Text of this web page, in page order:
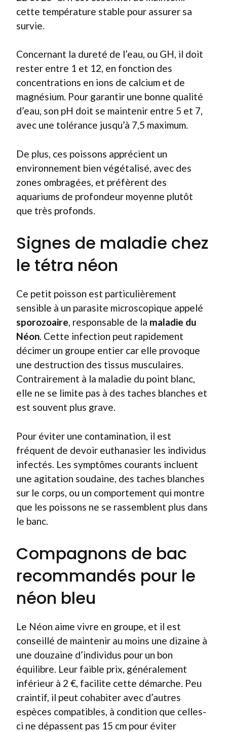
cette température stable pour assurer sa
survie.
Concernant la dureté de l’eau, ou GH, il doit
rester entre 1 et 12, en fonction des
concentrations en ions de calcium et de
magnésium. Pour garantir une bonne qualité
d’eau, son pH doit se maintenir entre 5 et 7,
avec une tolérance jusqu’à 7,5 maximum.
De plus, ces poissons apprécient un
environnement bien végétalisé, avec des
zones ombragées, et préfèrent des
aquariums de profondeur moyenne plutôt
que très profonds.
Signes de maladie chez
le tétra néon
Ce petit poisson est particulièrement
sensible à un parasite microscopique appelé
sporozoaire, responsable de la maladie du
Néon. Cette infection peut rapidement
décimer un groupe entier car elle provoque
une destruction des tissus musculaires.
Contrairement à la maladie du point blanc,
elle ne se limite pas à des taches blanches et
est souvent plus grave.
Pour éviter une contamination, il est
fréquent de devoir euthanasier les individus
infectés. Les symptômes courants incluent
une agitation soudaine, des taches blanches
sur le corps, ou un comportement qui montre
que les poissons ne se rassemblent plus dans
le banc.
Compagnons de bac
recommandés pour le
néon bleu
Le Néon aime vivre en groupe, et il est
conseillé de maintenir au moins une dizaine à
une douzaine d’individus pour un bon
équilibre. Leur faible prix, généralement
inférieur à 2 €, facilite cette démarche. Peu
craintif, il peut cohabiter avec d’autres
espèces compatibles, à condition que celles-
ci ne dépassent pas 15 cm pour éviter